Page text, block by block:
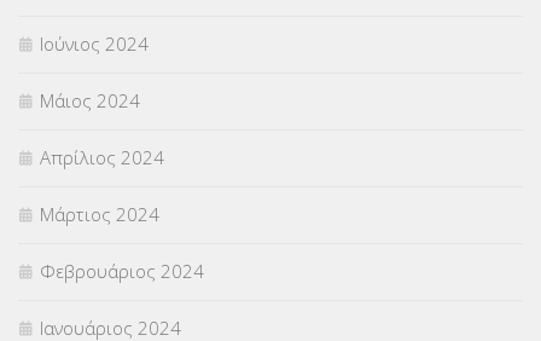
Ιούνιος 2024
Μάιος 2024
Απρίλιος 2024
Μάρτιος 2024
Φεβρουάριος 2024
Ιανουάριος 2024